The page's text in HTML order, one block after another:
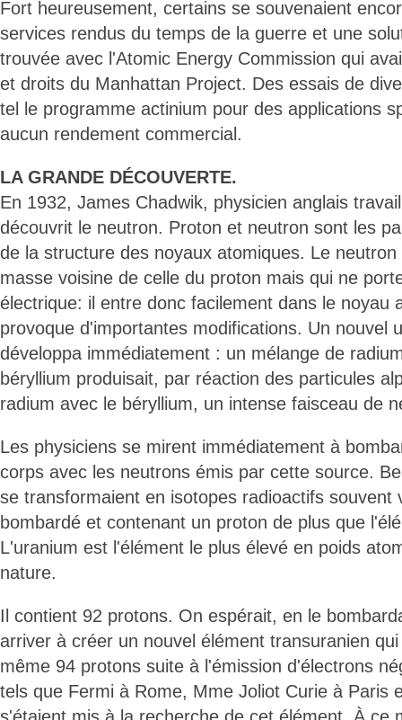
Fort heureusement, certains se souvenaient
services rendus du temps de la guerre et une
trouvée avec l'Atomic Energy Commission qui
et droits du Manhattan Project. Des essais de
tel le programme actinium pour des applications
aucun rendement commercial.
LA GRANDE DÉCOUVERTE.
En 1932, James Chadwik, physicien anglais
découvrit le neutron. Proton et neutron sont les
de la structure des noyaux atomiques. Le
masse voisine de celle du proton mais qui ne
électrique: il entre donc facilement dans le noyau
provoque d'importantes modifications. Un nouvel
développa immédiatement : un mélange de
béryllium produisait, par réaction des particules
radium avec le béryllium, un intense faisceau de
Les physiciens se mirent immédiatement à
corps avec les neutrons émis par cette source.
se transformaient en isotopes radioactifs souvent
bombardé et contenant un proton de plus que
L'uranium est l'élément le plus élevé en poids
nature.
Il contient 92 protons. On espérait, en le
arriver à créer un nouvel élément transuranien
même 94 protons suite à l'émission d'électrons
tels que Fermi à Rome, Mme Joliot Curie à Paris